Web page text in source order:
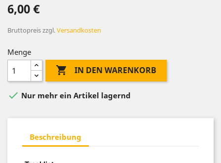
6,00 €
Bruttopreiszzgl.Versandkosten
Menge
 IN DEN WARENKORB
 Nur mehr ein Artikel lagernd
Beschreibung